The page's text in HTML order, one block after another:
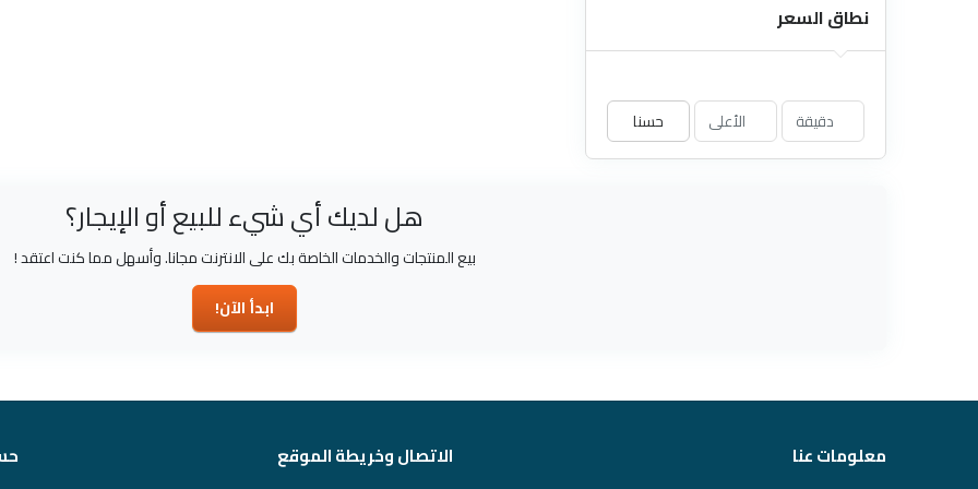
نطاق السعر
حسنا
هل لديك أي شيء للبيع أو الإيجار؟
بيع المنتجات والخدمات الخاصة بك على الانترنت مجانا. وأسهل مما كنت اعتقد !
ابدأ الآن!
معلومات عنا الاتصال وخريطة الموقع